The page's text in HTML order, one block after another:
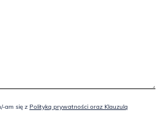
am się z Polityką prywatności oraz Klauzulą